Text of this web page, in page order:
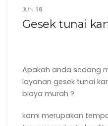
JUN 16
Gesek tunai
Apakah anda sedang
layanan gesek tunai
biaya murah ?
kami merupakan